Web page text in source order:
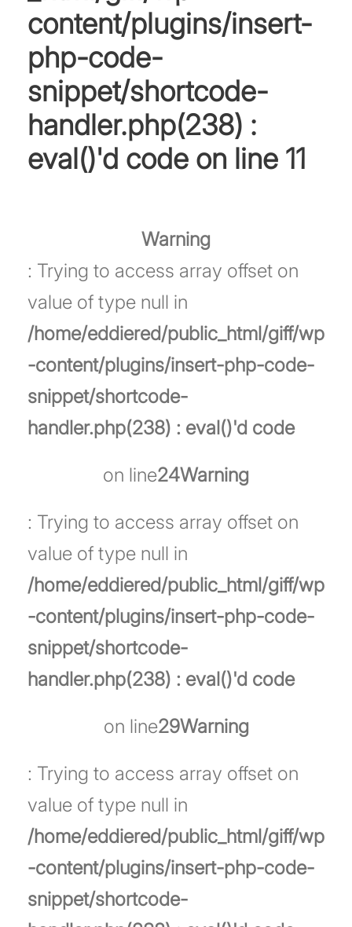
content/plugins/insert-
php-code-
snippet/shortcode-
handler.php(238) :
eval()'d code on line 11
Warning
: Trying to access array offset on
value of type null in
/home/eddiered/public_html/giff/wp
-content/plugins/insert-php-code-
snippet/shortcode-
handler.php(238) : eval()'d code
on line24Warning
: Trying to access array offset on
value of type null in
/home/eddiered/public_html/giff/wp
-content/plugins/insert-php-code-
snippet/shortcode-
handler.php(238) : eval()'d code
on line29Warning
: Trying to access array offset on
value of type null in
/home/eddiered/public_html/giff/wp
-content/plugins/insert-php-code-
snippet/shortcode-